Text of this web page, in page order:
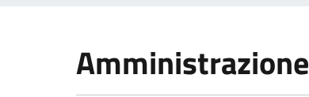
Amministrazione